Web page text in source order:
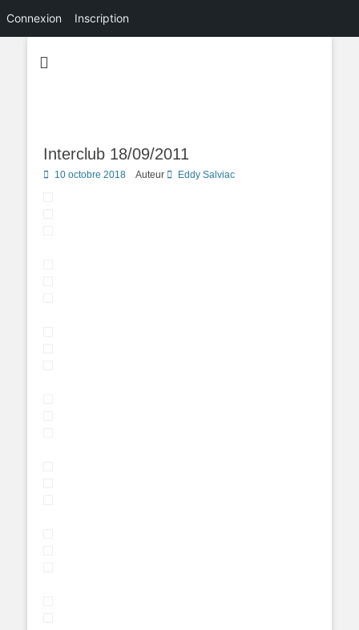
Connexion Inscription
Interclub 18/09/2011
Posted
10 octobre 2018 Auteur Eddy Salviac